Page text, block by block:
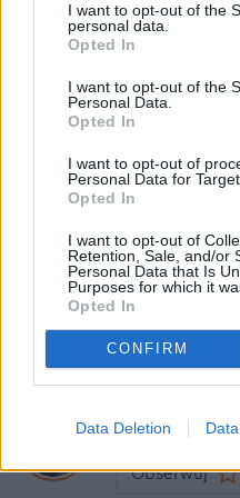
I want to opt-out of the
personal data.
Opted In
I want to opt-out of the
Personal Data.
Opted In
I want to opt-out of
Personal Data for
Opted In
I want to opt-out of
Retention, Sale, and/or
Personal Data that Is
Purposes for which it
Opted In
CONFIRM
Data Deletion
10 tysięcy
Nie przegap
obserwuj nas w
Więcej:
Bartosz
Obserwuj